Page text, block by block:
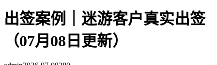
出签案例｜迷游客户真实出签
（07月08日更新）